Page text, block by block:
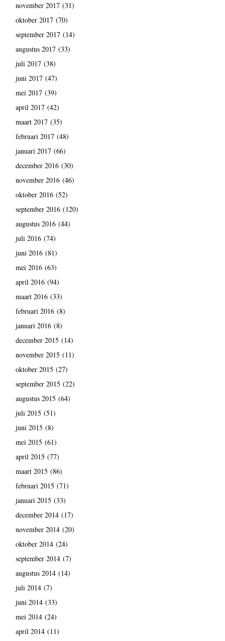
november 2017(31)
oktober 2017(70)
september 2017(14)
augustus 2017(33)
juli 2017(38)
juni 2017(47)
mei 2017(39)
april 2017(42)
maart 2017(35)
februari 2017(48)
januari 2017(66)
december 2016(30)
november 2016(46)
oktober 2016(52)
september 2016(120)
augustus 2016(44)
juli 2016(74)
juni 2016(81)
mei 2016(63)
april 2016(94)
maart 2016(33)
februari 2016(8)
januari 2016(8)
december 2015 (14)
november 2015 (11)
oktober 2015 (27)
september 2015 (22)
augustus 2015 (64)
juli 2015 (51)
juni 2015 (8)
mei 2015 (61)
april 2015 (77)
maart 2015 (86)
februari 2015 (71)
januari 2015 (33)
december 2014(17)
november 2014(20)
oktober 2014(24)
september 2014(7)
augustus 2014(14)
juli 2014(7)
juni 2014(33)
mei 2014(24)
april 2014(11)